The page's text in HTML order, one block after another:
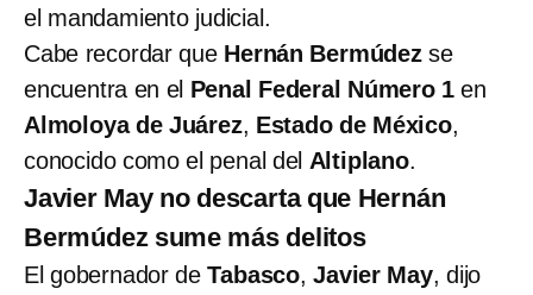
el mandamiento judicial.
Cabe recordar que Hernán Bermúdezse
encuentra en el Penal Federal Número 1 en
Almoloya de Juárez, Estado de México,
conocido como el penal del Altiplano.
Javier May no descarta que Hernán
Bermúdez sume más delitos
El gobernador deTabasco,Javier May, dijo